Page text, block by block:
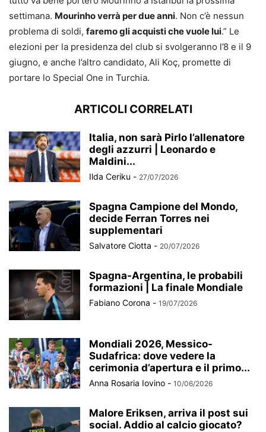
settimana. Mourinho verrà per due anni. Non c’è nessun
problema di soldi, faremo gli acquisti che vuole lui.” Le
elezioni per la presidenza del club si svolgeranno l’8 e il 9
giugno, e anche l’altro candidato, Ali Koç, promette di
portare lo Special One in Turchia.
ARTICOLI CORRELATI
Italia, non sarà Pirlo l’allenatore
degli azzurri | Leonardo e
Maldini...
Ilda Ceriku - 27/07/2026
Spagna Campione del Mondo,
decide Ferran Torres nei
supplementari
Salvatore Ciotta - 20/07/2026
Spagna-Argentina, le probabili
formazioni | La finale Mondiale
Fabiano Corona - 19/07/2026
Mondiali 2026, Messico-
Sudafrica: dove vedere la
cerimonia d’apertura e il primo...
Anna Rosaria Iovino - 10/06/2026
Malore Eriksen, arriva il post sui
social. Addio al calcio giocato?